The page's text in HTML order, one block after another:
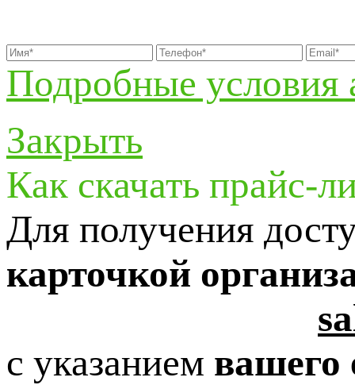
Подробные условия
Закрыть
Как скачать прайс-
Для получения
карточкой
с указанием вашего